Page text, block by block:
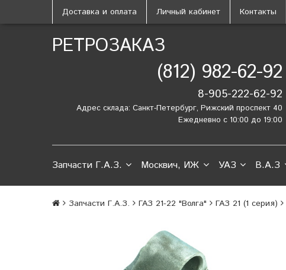
Доставка и оплата Личный кабинет Контакты
РЕТРОЗАКАЗ
(812) 982-62-92
8-905-222-62-92
Адрес склада: Санкт-Петербург, Рижский проспект 40
Ежедневно с 10:00 до 19:00
Запчасти Г.А.З. Москвич, ИЖ УАЗ В.А.З
Запчасти Г.А.З. ГАЗ 21-22 "Волга" ГАЗ 21 (1 серия)